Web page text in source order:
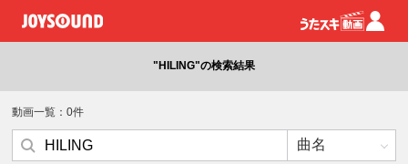
"HILING"の検索結果
動画一覧：0件